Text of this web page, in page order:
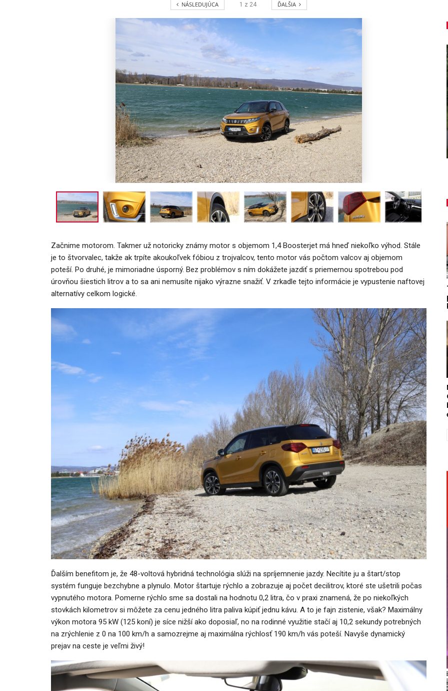
NÁSLEDUJÚCA 1 z 24 ĎALŠIA
Začnime motorom. Takmer už notoricky známy motor s objemom 1,4 Boosterjet má hneď niekoľko výhod. Stále
je to štvorvalec, takže ak trpíte akoukoľvek fóbiou z trojvalcov, tento motor vás počtom valcov aj objemom
poteší. Po druhé, je mimoriadne úsporný. Bez problémov s ním dokážete jazdiť s priemernou spotrebou pod
úrovňou šiestich litrov a to sa ani nemusíte nijako výrazne snažiť. V zrkadle tejto informácie je vypustenie naftovej
alternatívy celkom logické.
Ďalším benefitom je, že 48-voltová hybridná technológia slúži na spríjemnenie jazdy. Necítite ju a štart/stop
systém funguje bezchybne a plynulo. Motor štartuje rýchlo a zobrazuje aj počet decilitrov, ktoré ste ušetrili počas
vypnutého motora. Pomerne rýchlo sme sa dostali na hodnotu 0,2 litra, čo v praxi znamená, že po niekoľkých
stovkách kilometrov si môžete za cenu jedného litra paliva kúpiť jednu kávu. A to je fajn zistenie, však? Maximálny
výkon motora 95 kW (125 koní) je síce nižší ako doposiaľ, no na rodinné využitie stačí aj 10,2 sekundy potrebných
na zrýchlenie z 0 na 100 km/h a samozrejme aj maximálna rýchlosť 190 km/h vás poteší. Navyše dynamický
prejav na ceste je veľmi živý!
AUTO TESTY
TEST: Lexus UX sa pomaly lúči,
oplatí sa kúpiť ešte…
Peter varga aug 7, 2026 0
AUTO TESTY
TEST: Dacia Duster hybrid-G 150
4×4 – Trojitý útok
Daniel Balucha aug 6, 2026